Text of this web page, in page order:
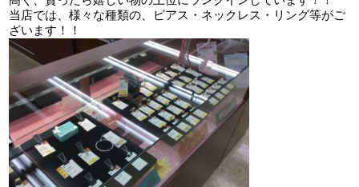
当店では、様々な種類の、ピアス・ネックレス・リング等がご
ざいます！！